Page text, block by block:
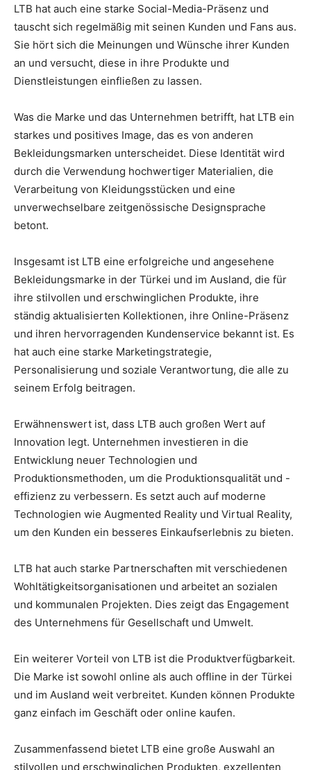
LTB hat auch eine starke Social-Media-Präsenz und
tauscht sich regelmäßig mit seinen Kunden und Fans aus.
Sie hört sich die Meinungen und Wünsche ihrer Kunden
an und versucht, diese in ihre Produkte und
Dienstleistungen einfließen zu lassen.
Was die Marke und das Unternehmen betrifft, hat LTB ein
starkes und positives Image, das es von anderen
Bekleidungsmarken unterscheidet. Diese Identität wird
durch die Verwendung hochwertiger Materialien, die
Verarbeitung von Kleidungsstücken und eine
unverwechselbare zeitgenössische Designsprache
betont.
Insgesamt ist LTB eine erfolgreiche und angesehene
Bekleidungsmarke in der Türkei und im Ausland, die für
ihre stilvollen und erschwinglichen Produkte, ihre
ständig aktualisierten Kollektionen, ihre Online-Präsenz
und ihren hervorragenden Kundenservice bekannt ist. Es
hat auch eine starke Marketingstrategie,
Personalisierung und soziale Verantwortung, die alle zu
seinem Erfolg beitragen.
Erwähnenswert ist, dass LTB auch großen Wert auf
Innovation legt. Unternehmen investieren in die
Entwicklung neuer Technologien und
Produktionsmethoden, um die Produktionsqualität und -
effizienz zu verbessern. Es setzt auch auf moderne
Technologien wie Augmented Reality und Virtual Reality,
um den Kunden ein besseres Einkaufserlebnis zu bieten.
LTB hat auch starke Partnerschaften mit verschiedenen
Wohltätigkeitsorganisationen und arbeitet an sozialen
und kommunalen Projekten. Dies zeigt das Engagement
des Unternehmens für Gesellschaft und Umwelt.
Ein weiterer Vorteil von LTB ist die Produktverfügbarkeit.
Die Marke ist sowohl online als auch offline in der Türkei
und im Ausland weit verbreitet. Kunden können Produkte
ganz einfach im Geschäft oder online kaufen.
Zusammenfassend bietet LTB eine große Auswahl an
stilvollen und erschwinglichen Produkten, exzellenten